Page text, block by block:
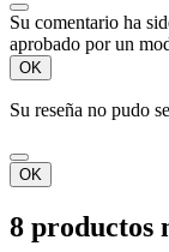
Su comentario ha
aprobado por un
OK
Su reseña no pudo
OK
8 productos